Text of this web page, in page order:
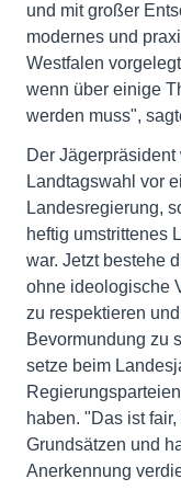
und mit großer
modernes und
Westfalen
wenn über einige
werden muss",
Der
Landtagswahl vor
Landesregierung,
heftig umstrittenes
war. Jetzt bestehe
ohne ideologische
zu respektieren
Bevormundung zu
setze beim
haben. "Das ist
Grundsätzen und
Anerkennung